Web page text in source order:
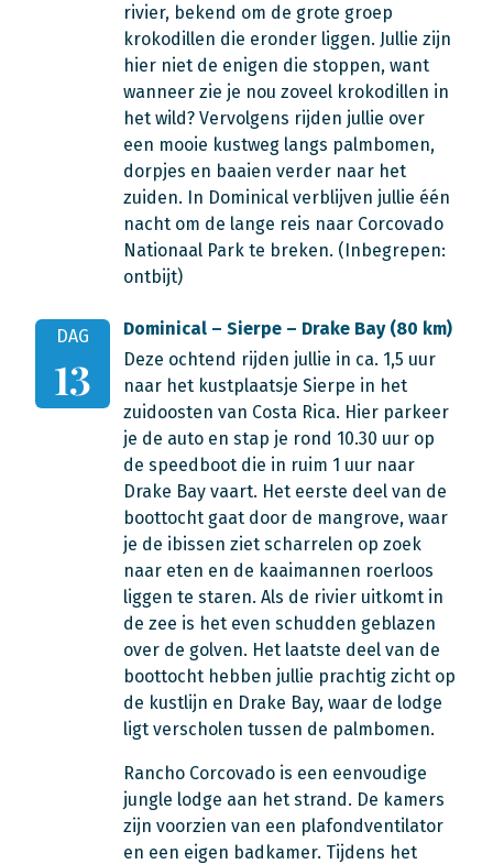
rivier, bekend om de grote groep
krokodillen die eronder liggen. Jullie zijn
hier niet de enigen die stoppen, want
wanneer zie je nou zoveel krokodillen in
het wild? Vervolgens rijden jullie over
een mooie kustweg langs palmbomen,
dorpjes en baaien verder naar het
zuiden. In Dominical verblijven jullie één
nacht om de lange reis naar Corcovado
Nationaal Park te breken. (Inbegrepen:
ontbijt)
DAG
13
Dominical – Sierpe – Drake Bay (80 km)
Deze ochtend rijden jullie in ca. 1,5 uur
naar het kustplaatsje Sierpe in het
zuidoosten van Costa Rica. Hier parkeer
je de auto en stap je rond 10.30 uur op
de speedboot die in ruim 1 uur naar
Drake Bay vaart. Het eerste deel van de
boottocht gaat door de mangrove, waar
je de ibissen ziet scharrelen op zoek
naar eten en de kaaimannen roerloos
liggen te staren. Als de rivier uitkomt in
de zee is het even schudden geblazen
over de golven. Het laatste deel van de
boottocht hebben jullie prachtig zicht op
de kustlijn en Drake Bay, waar de lodge
ligt verscholen tussen de palmbomen.
Rancho Corcovado is een eenvoudige
jungle lodge aan het strand. De kamers
zijn voorzien van een plafondventilator
en een eigen badkamer. Tijdens het